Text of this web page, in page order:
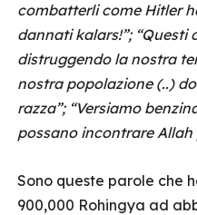
combatterli come Hitler
dannati kalars!”; “Questi
distruggendo la nostra
nostra popolazione (..)
razza”; “Versiamo
possano incontrare Allah
Sono queste parole che
900,000 Rohingya ad